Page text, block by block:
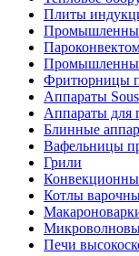
Плиты
Фритюрницы
Аппараты
Аппараты для
Блинные
Вафельницы
Грили
Котлы
Печи